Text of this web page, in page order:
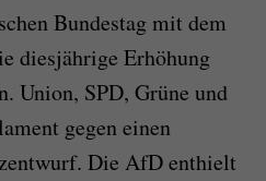
Bundestag mit dem
diesjährige Erhöhung
Union, SPD, Grüne und
gegen einen
Die AfD enthielt